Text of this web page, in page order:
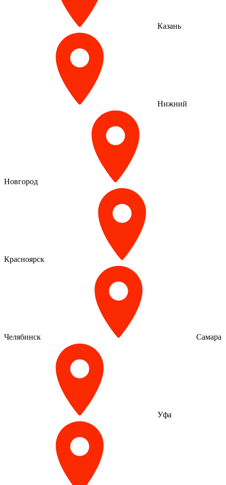
Казань
Нижний
Новгород
Красноярск
Челябинск Самара
Уфа